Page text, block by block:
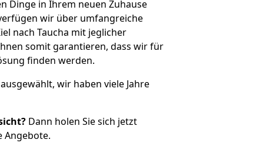
Dinge in Ihrem neuen Zuhause
wir über umfangreiche
nach Taucha mit jeglicher
somit garantieren, dass wir für
finden werden.
wir haben viele Jahre
Dann holen Sie sich jetzt
Angebote.